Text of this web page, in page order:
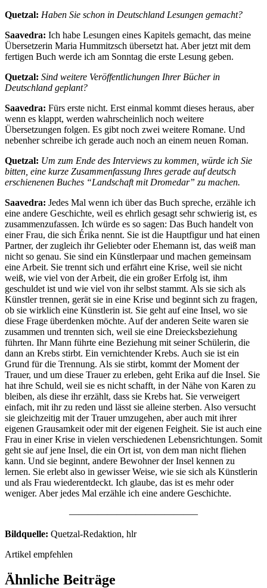
Quetzal: Haben Sie schon in Deutschland Lesungen gemacht?
Saavedra: Ich habe Lesungen eines Kapitels gemacht, das meine
Übersetzerin Maria Hummitzsch übersetzt hat. Aber jetzt mit dem
fertigen Buch werde ich am Sonntag die erste Lesung geben.
Quetzal: Sind weitere Veröffentlichungen Ihrer Bücher in
Deutschland geplant?
Saavedra: Fürs erste nicht. Erst einmal kommt dieses heraus, aber
wenn es klappt, werden wahrscheinlich noch weitere
Übersetzungen folgen. Es gibt noch zwei weitere Romane. Und
nebenher schreibe ich gerade auch noch an einem neuen Roman.
Quetzal: Um zum Ende des Interviews zu kommen, würde ich Sie
bitten, eine kurze Zusammenfassung Ihres gerade auf deutsch
erschienenen Buches “Landschaft mit Dromedar” zu machen.
Saavedra: Jedes Mal wenn ich über das Buch spreche, erzähle ich
eine andere Geschichte, weil es ehrlich gesagt sehr schwierig ist, es
zusammenzufassen. Ich würde es so sagen: Das Buch handelt von
einer Frau, die sich Érika nennt. Sie ist die Hauptfigur und hat einen
Partner, der zugleich ihr Geliebter oder Ehemann ist, das weiß man
nicht so genau. Sie sind ein Künstlerpaar und machen gemeinsam
eine Arbeit. Sie trennt sich und erfährt eine Krise, weil sie nicht
weiß, wie viel von der Arbeit, die ein großer Erfolg ist, ihm
geschuldet ist und wie viel von ihr selbst stammt. Als sie sich als
Künstler trennen, gerät sie in eine Krise und beginnt sich zu fragen,
ob sie wirklich eine Künstlerin ist. Sie geht auf eine Insel, wo sie
diese Frage überdenken möchte. Auf der anderen Seite waren sie
zusammen und trennten sich, weil sie eine Dreiecksbeziehung
führten. Ihr Mann führte eine Beziehung mit seiner Schülerin, die
dann an Krebs stirbt. Ein vernichtender Krebs. Auch sie ist ein
Grund für die Trennung. Als sie stirbt, kommt der Moment der
Trauer, und um diese Trauer zu erleben, geht Erika auf die Insel. Sie
hat ihre Schuld, weil sie es nicht schafft, in der Nähe von Karen zu
bleiben, als diese ihr erzählt, dass sie Krebs hat. Sie verweigert
einfach, mit ihr zu reden und lässt sie alleine sterben. Also versucht
sie gleichzeitig mit der Trauer umzugehen, aber auch mit ihrer
eigenen Grausamkeit oder mit der eigenen Feigheit. Sie ist auch eine
Frau in einer Krise in vielen verschiedenen Lebensrichtungen. Somit
geht sie auf jene Insel, die ein Ort ist, von dem man nicht fliehen
kann. Und sie beginnt, andere Bewohner der Insel kennen zu
lernen. Sie erlebt also in gewisser Weise, wie sie sich als Künstlerin
und als Frau wiederentdeckt. Ich glaube, das ist es mehr oder
weniger. Aber jedes Mal erzähle ich eine andere Geschichte.
—————————————–
Bildquelle: Quetzal-Redaktion, hlr
Artikel empfehlen
Ähnliche Beiträge